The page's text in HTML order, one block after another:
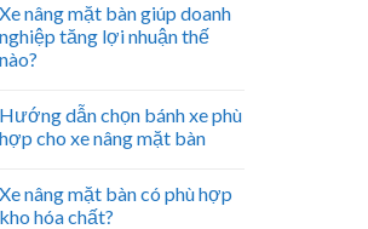
Xe nâng mặt bàn giúp doanh
nghiệp tăng lợi nhuận thế
nào?
Hướng dẫn chọn bánh xe phù
hợp cho xe nâng mặt bàn
Xe nâng mặt bàn có phù hợp
kho hóa chất?